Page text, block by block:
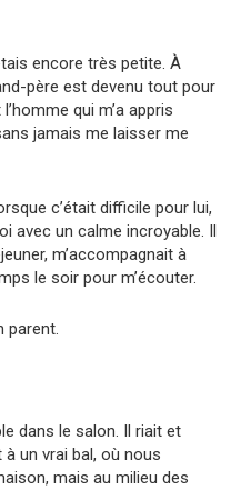
encore très petite. À
père est devenu tout pour
qui m’a appris
jamais me laisser me
c’était difficile pour lui,
avec un calme incroyable. Il
m’accompagnait à
le soir pour m’écouter.
parent.
dans le salon. Il riait et
à un vrai bal, où nous
mais au milieu des